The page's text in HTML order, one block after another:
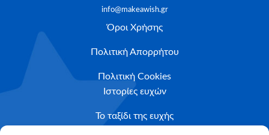
info@makeawish.gr
Όροι Χρήσης
Πολιτική Απορρήτου
Πολιτική Cookies
Ιστορίες ευχών
Το ταξίδι της ευχής